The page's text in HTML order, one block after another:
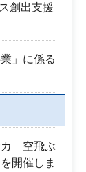
創出支援
」に係る
カ 空飛ぶ
開催しま